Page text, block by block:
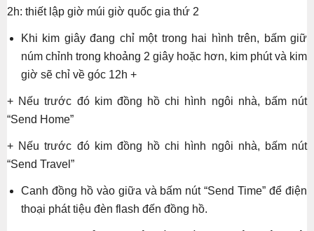
2h: thiết lập giờ múi giờ quốc gia thứ 2
Khi kim giây đang chỉ một trong hai hình trên, bấm giữ
núm chỉnh trong khoảng 2 giây hoặc hơn, kim phút và kim
giờ sẽ chỉ về góc 12h +
+ Nếu trước đó kim đồng hồ chi hình ngôi nhà, bấm nút
“Send Home”
+ Nếu trước đó kim đồng hồ chi hình ngôi nhà, bấm nút
“Send Travel”
Canh đồng hồ vào giữa và bấm nút “Send Time” để điện
thoại phát tiệu đèn flash đến đồng hồ.